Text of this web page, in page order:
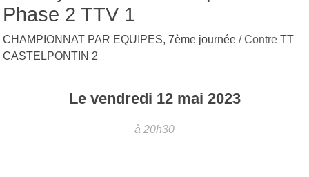
Phase 2 TTV 1
CHAMPIONNAT PAR EQUIPES, 7ème journée / Contre TT
CASTELPONTIN 2
Le vendredi 12 mai 2023
à 20h30